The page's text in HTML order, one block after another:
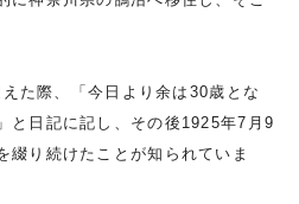
た際、「今日より余は30歳とな
と日記に記し、その後1925年7月9
綴り続けたことが知られていま